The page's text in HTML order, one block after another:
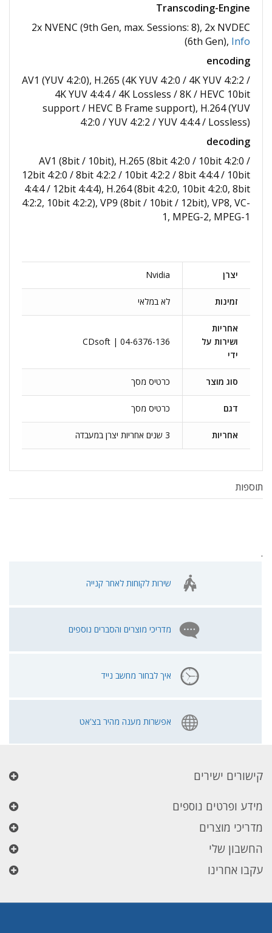
Transcoding-Engine
2x NVENC (9th Gen, max. Sessions: 8), 2x NVDEC
(6th Gen), Info
encoding
AV1 (YUV 4:2:0), H.265 (4K YUV 4:2:0 /​ 4K YUV 4:2:2 /​
4K YUV 4:4:4 /​ 4K Lossless /​ 8K /​ HEVC 10bit
support /​ HEVC B Frame support), H.264 (YUV
4:2:0 /​ YUV 4:2:2 /​ YUV 4:4:4 /​ Lossless)
decoding
AV1 (8bit /​ 10bit), H.265 (8bit 4:2:0 /​ 10bit 4:2:0 /​
12bit 4:2:0 /​ 8bit 4:2:2 /​ 10bit 4:2:2 /​ 8bit 4:4:4 /​ 10bit
4:4:4 /​ 12bit 4:4:4), H.264 (8bit 4:2:0, 10bit 4:2:0, 8bit
4:2:2, 10bit 4:2:2), VP9 (8bit /​ 10bit /​ 12bit), VP8, VC-
1, MPEG-2, MPEG-1
יצרן Nvidia
זמינות לא במלאי
אחריות
ושירות על
ידי
CDsoft | 04-6376-136
סוג מוצר כרטיס מסך
דגם כרטיס מסך
אחריות 3 שנים אחריות יצרן במעבדה
תוספות
.
שירות לקוחות לאחר קנייה
מדריכי מוצרים והסברים נוספים
איך לבחור מחשב נייד
אפשרות מענה מהיר בצ'אט
קישורים ישירים
מידע ופרטים נוספים
מדריכי מוצרים
החשבון שלי
עקבו אחרינו